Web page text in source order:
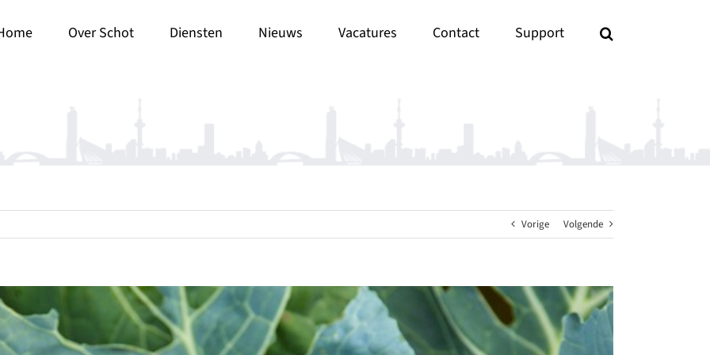
Over Schot Diensten Nieuws Vacatures Contact Support
Vorige Volgende